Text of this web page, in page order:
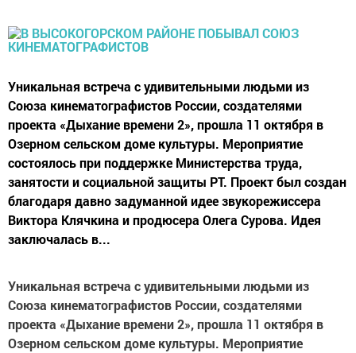
Уникальная встреча с удивительными людьми из
Союза кинематографистов России, создателями
проекта «Дыхание времени 2», прошла 11 октября в
Озерном сельском доме культуры. Мероприятие
состоялось при поддержке Министерства труда,
занятости и социальной защиты РТ. Проект был создан
благодаря давно задуманной идее звукорежиссера
Виктора Клячкина и продюсера Олега Сурова. Идея
заключалась в...
Уникальная встреча с удивительными людьми из
Союза кинематографистов России, создателями
проекта «Дыхание времени 2», прошла 11 октября в
Озерном сельском доме культуры. Мероприятие